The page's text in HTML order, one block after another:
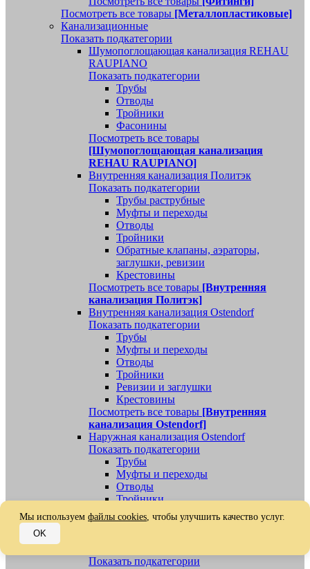
Посмотреть все товары [Металлопластиковые]
Канализационные
Показать подкатегории
Шумопоглощающая канализация REHAU
RAUPIANO
Показать подкатегории
Трубы
Отводы
Тройники
Фасонины
Посмотреть все товары
[Шумопоглощающая канализация
REHAU RAUPIANO]
Внутренняя канализация Политэк
Показать подкатегории
Трубы раструбные
Муфты и переходы
Отводы
Тройники
Обратные клапаны, аэраторы,
заглушки, ревизии
Крестовины
Посмотреть все товары [Внутренняя
канализация Политэк]
Внутренняя канализация Ostendorf
Показать подкатегории
Трубы
Муфты и переходы
Отводы
Тройники
Ревизии и заглушки
Крестовины
Посмотреть все товары [Внутренняя
канализация Ostendorf]
Наружная канализация Ostendorf
Показать подкатегории
Трубы
Муфты и переходы
Отводы
Тройники
Ревизии, заглушки, обратные клапаны
Посмотреть все товары[Наружная
Показать подкатегории
Мы используем файлы cookies, чтобы улучшить качество услуг.
OK